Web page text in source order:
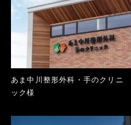
あま中川整形外科・手のクリニ
ック様